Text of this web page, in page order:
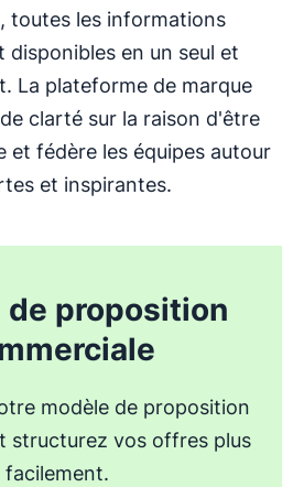
, toutes les informations
disponibles en un seul et
La plateforme de marque
clarté sur la raison d'être
et fédère les équipes autour
et inspirantes.
de proposition
modèle de proposition
structurez vos offres plus
facilement.